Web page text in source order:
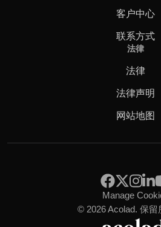
客户中心
联系方式
法律
法律
法律声明
网站地图
© 2026 Acolad. 保留
Manage